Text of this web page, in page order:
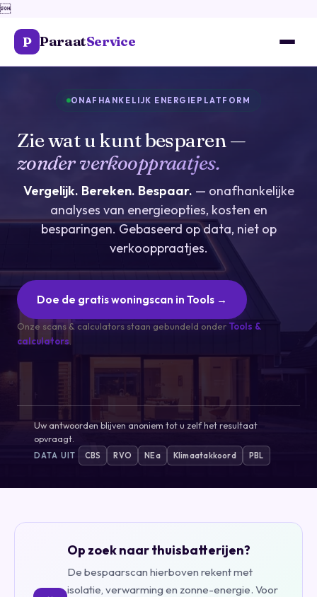

P ParaatService
ONAFHANKELIJK ENERGIEPLATFORM
Zie wat u kunt besparen —
zonder verkooppraatjes.
Vergelijk. Bereken. Bespaar. — onafhankelijke
analyses van energieopties, kosten en
besparingen. Gebaseerd op data, niet op
verkooppraatjes.
Doe de gratis woningscan in Tools →
Onze scans & calculators staan gebundeld onder Tools &
calculators
Uw antwoorden blijven anoniem tot u zelf het resultaat
opvraagt.
DATA UIT CBS RVO NEa Klimaatakkoord PBL
Op zoek naar thuisbatterijen?
De bespaarscan hierboven rekent met
isolatie, verwarming en zonne-energie. Voor